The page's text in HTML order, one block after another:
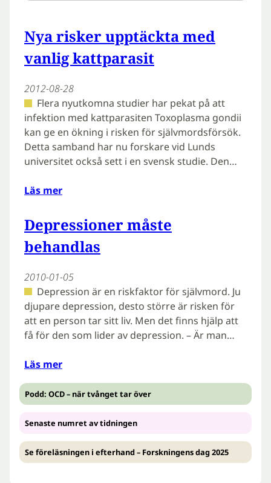
Nya risker upptäckta med
vanlig kattparasit
2012-08-28
Flera nyutkomna studier har pekat på att
infektion med kattparasiten Toxoplasma gondii
kan ge en ökning i risken för självmordsförsök.
Detta samband har nu forskare vid Lunds
universitet också sett i en svensk studie. Den…
Läs mer
Depressioner måste
behandlas
2010-01-05
Depression är en riskfaktor för självmord. Ju
djupare depression, desto större är risken för
att en person tar sitt liv. Men det finns hjälp att
få för den som lider av depression. – Är man…
Läs mer
Podd: OCD – när tvånget tar över
Senaste numret av tidningen
Se föreläsningen i efterhand – Forskningens dag 2025